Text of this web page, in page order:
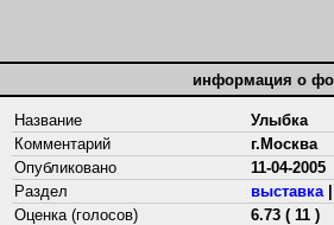
информация о
Название
Улыбка
Комментарий
г.Москва
Опубликовано
11-04-2005
Раздел
выставка|
Оценка (голосов)
6.73 ( 11 )